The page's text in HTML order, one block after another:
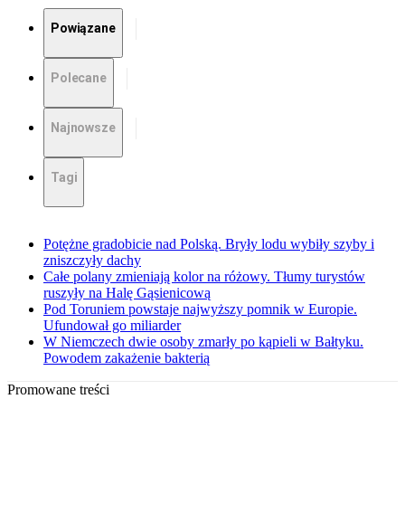
Powiązane
Polecane
Najnowsze
Tagi
Potężne gradobicie nad Polską. Bryły lodu wybiły szyby i
zniszczyły dachy
Całe polany zmieniają kolor na różowy. Tłumy turystów
ruszyły na Halę Gąsienicową
Pod Toruniem powstaje najwyższy pomnik w Europie.
Ufundował go miliarder
W Niemczech dwie osoby zmarły po kąpieli w Bałtyku.
Powodem zakażenie bakterią
Promowane treści